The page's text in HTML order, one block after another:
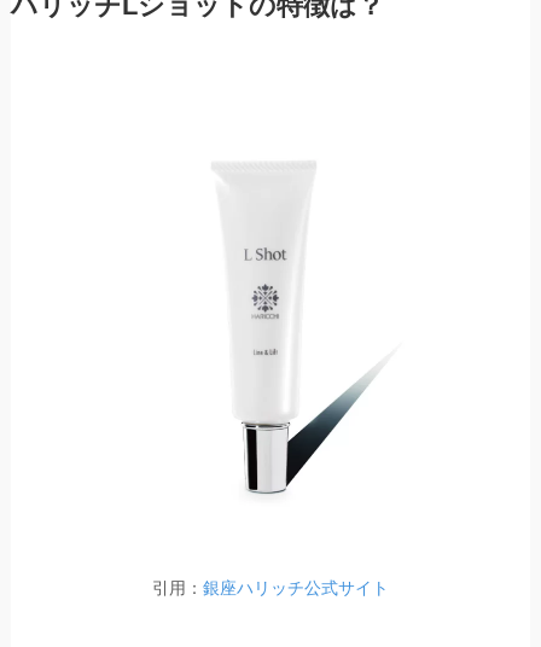
引用： 銀座ハリッチ公式サイト